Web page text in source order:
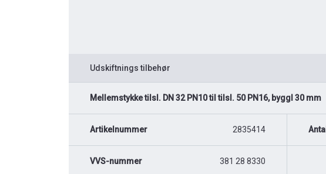
Udskiftnings tilbehør
Mellemstykke tilsl. DN 32 PN10 til tilsl. 50 PN16, byggl 30 mm
Artikelnummer 2835414 Antal
VVS-nummer 381 28 8330